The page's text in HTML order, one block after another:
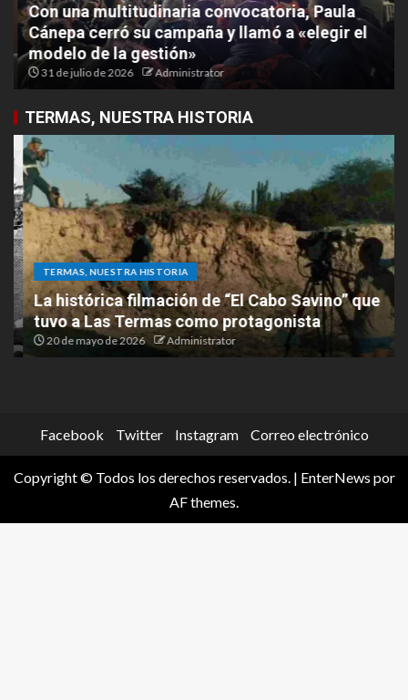
Con una multitudinaria convocatoria, Paula
Cánepa cerró su campaña y llamó a «elegir el
modelo de la gestión»
31 de julio de 2026 Administrator
TERMAS, NUESTRA HISTORIA
TERMAS, NUESTRA HISTORIA
La histórica filmación de “El Cabo Savino” que
tuvo a Las Termas como protagonista
20 de mayo de 2026 Administrator
Facebook Twitter Instagram Correo electrónico
Copyright © Todos los derechos reservados. | EnterNews por
AF themes.